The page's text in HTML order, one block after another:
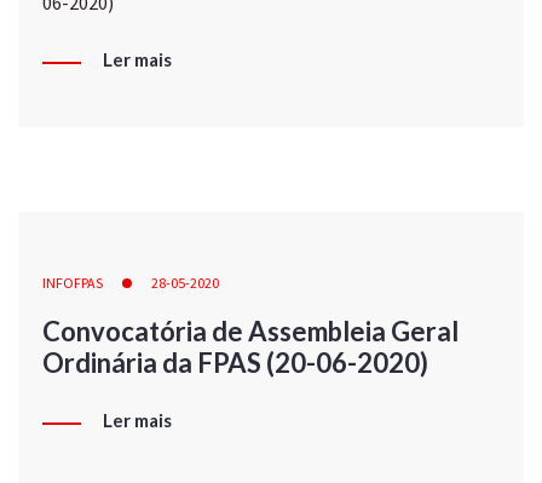
Ler mais
INFOFPAS 28-05-2020
Convocatória de Assembleia Geral
Ordinária da FPAS (20-06-2020)
Ler mais